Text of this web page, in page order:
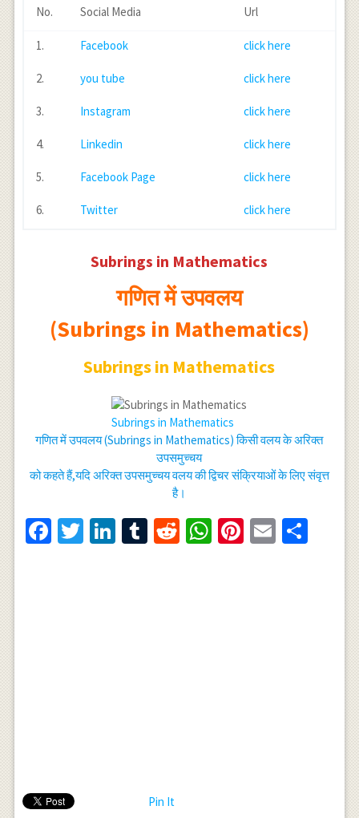
No. Social Media Url
1. Facebook click here
2. you tube click here
3. Instagram click here
4. Linkedin click here
5. Facebook Page click here
6. Twitter click here
Subrings in Mathematics
गणित में उपवलय
(Subrings in Mathematics)
Subrings in Mathematics
Subrings in Mathematics
गणित में उपवलय (Subrings in Mathematics) किसी वलय के अरिक्त
उपसमुच्चय
को कहते हैं,यदि अरिक्त उपसमुच्चय वलय की द्विचर संक्रियाओं के लिए संवृत्त
है।
Facebook
Twitter
LinkedIn
Tumblr
RedditWhatsApp
Pinterest
Email
Pin It